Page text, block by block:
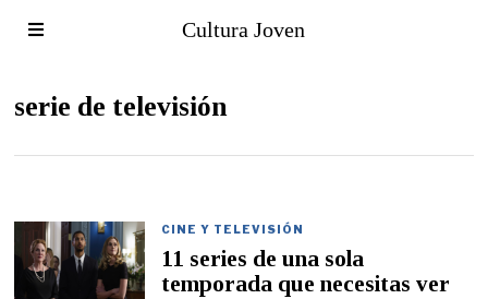
Cultura Joven
serie de televisión
CINE Y TELEVISIÓN
11 series de una sola
temporada que necesitas ver